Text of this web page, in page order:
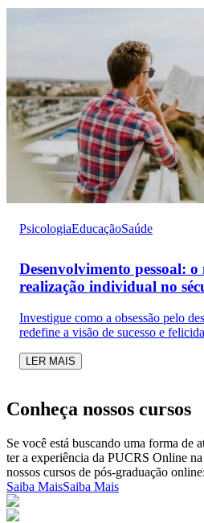
PsicologiaEducaçãoSaúde
Desenvolvimento pessoal:
realização individual no
Investigue como a obsessão pelo
redefine a visão de sucesso e
LER MAIS
Conheça nossos cursos
Se você está buscando uma forma de
ter a experiência da PUCRS Online
nossos cursos de pós-graduação online:
Saiba MaisSaiba Mais